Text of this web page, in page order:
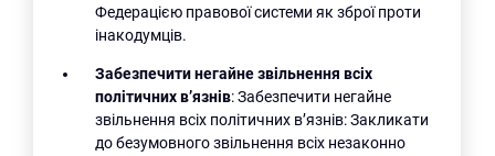
Федерацією правової системи як зброї проти
інакодумців.
Забезпечити негайне звільнення всіх
політичних в’язнів: Забезпечити негайне
звільнення всіх політичних в’язнів: Закликати
до безумовного звільнення всіх незаконно